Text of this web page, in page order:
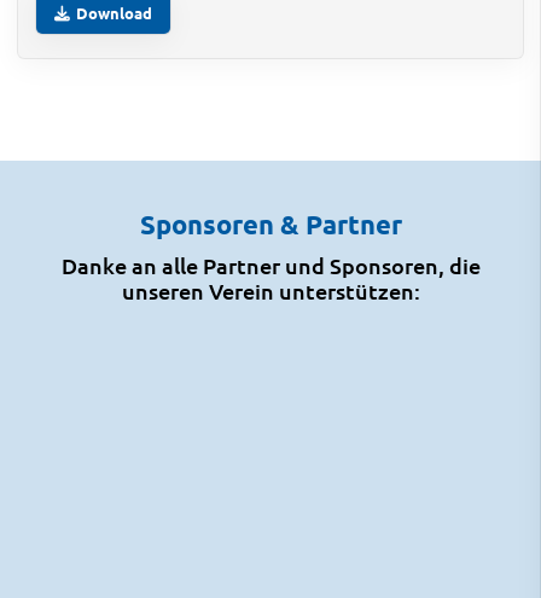
Download
Sponsoren & Partner
Danke an alle Partner und Sponsoren, die
unseren Verein unterstützen: